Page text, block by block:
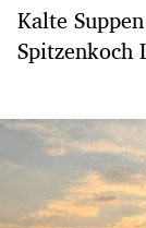
Kalte
Spitzenkoch